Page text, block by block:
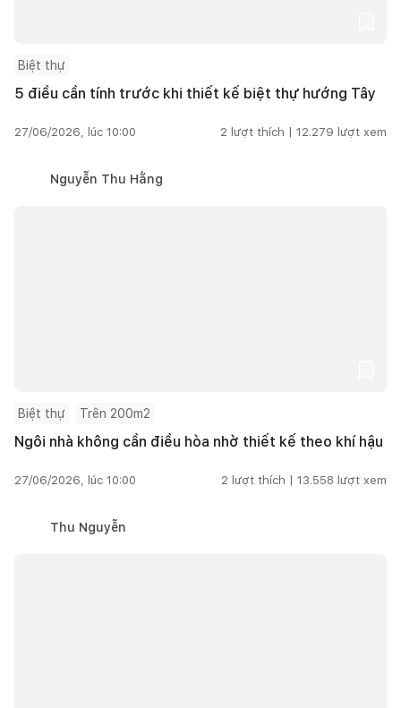
Biệt thự
5 điều cần tính trước khi thiết kế biệt thự hướng Tây
27/06/2026, lúc 10:00 2 lượt thích | 12.279 lượt xem
Nguyễn Thu Hằng
Biệt thự Trên 200m2
Ngôi nhà không cần điều hòa nhờ thiết kế theo khí hậu
27/06/2026, lúc 10:00 2 lượt thích | 13.558 lượt xem
Thu Nguyễn